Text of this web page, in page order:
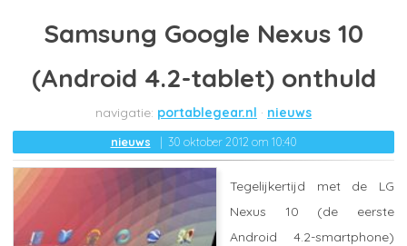
Samsung Google Nexus 10
(Android 4.2-tablet) onthuld
portablegear.nl nieuws
nieuws 30 oktober 2012 om 10:40
Tegelijkertijd met de LG
Nexus 10 (de eerste
Android 4.2-smartphone)